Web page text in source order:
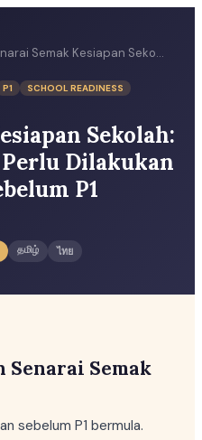
Senarai Semak Kesiapan Sekolah: 50 Perkara yang Perlu Dilakukan Anak K2 Anda Sebelum P1
P1
SCHOOL READINESS
Sekolah:
Dilakukan
P1
தமிழ் ไทย
Senarai Semak
sebelum P1 bermula.